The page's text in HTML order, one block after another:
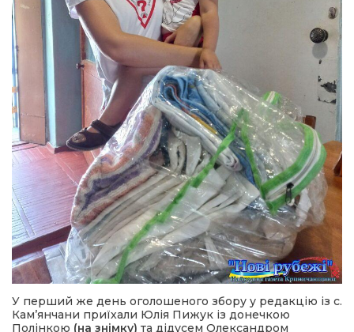
У перший же день оголошеного збору у редакцію із с.
Кам’янчани приїхали Юлія Пижук із донечкою
Полінкою (на знімку) та дідусем Олександром